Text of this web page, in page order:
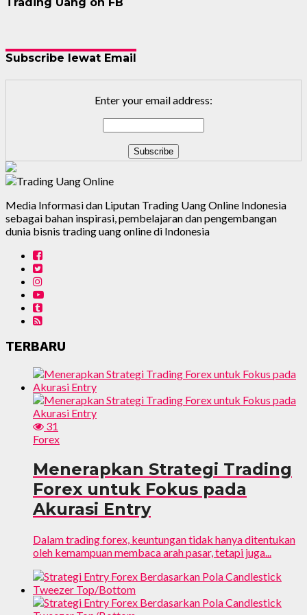
Subscribe lewat Email
Enter your email address:
Media Informasi dan Liputan Trading Uang Online Indonesia
sebagai bahan inspirasi, pembelajaran dan pengembangan
dunia bisnis trading uang online di Indonesia
TERBARU
31
Forex
Menerapkan Strategi Trading
Forex untuk Fokus pada
Akurasi Entry
Dalam trading forex, keuntungan tidak hanya ditentukan
oleh kemampuan membaca arah pasar, tetapi juga...